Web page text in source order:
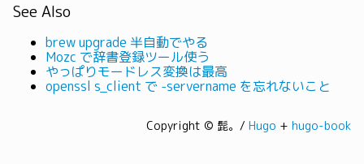
See Also
brew upgrade 半自動でやる
Mozc で辞書登録ツール使う
やっぱりモードレス変換は最高
openssl s_client で -servername を忘れないこと
Copyright © 髭。/ Hugo + hugo-book